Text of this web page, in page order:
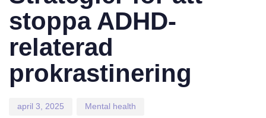
stoppa ADHD-
relaterad
prokrastinering
april 3, 2025 Mental health